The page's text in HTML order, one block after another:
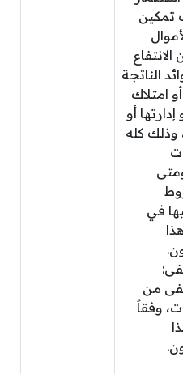
تمكين
الناتجة
امتلاك
أو
وذلك كله
في
هذا
من
وفقاً